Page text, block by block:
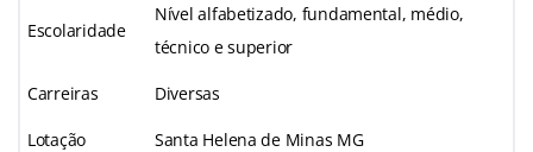
Escolaridade
Nível alfabetizado, fundamental, médio,
técnico e superior
Carreiras Diversas
Lotação Santa Helena de Minas MG